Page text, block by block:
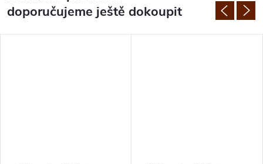
doporučujeme ještě dokoupit